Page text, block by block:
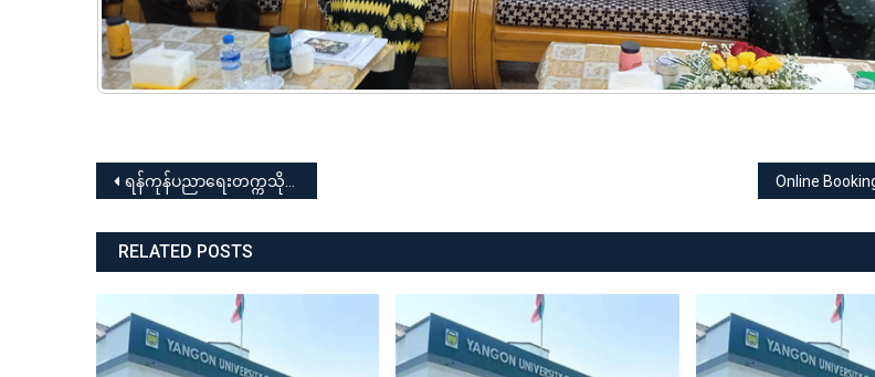
Post
navigation
ရန်ကုန်ပညာရေးတက္ကသိုလ် Diploma in Education – Batch(1) သင်တန်းသူ/သင်တန်းသားများ၏ ဆရာ/ဆရာမများအား ဂါရဝပြု ကန်တော့ပွဲနှင့် နှတ်ဆက်ပွဲအခမ်းအနား
RELATED POSTS